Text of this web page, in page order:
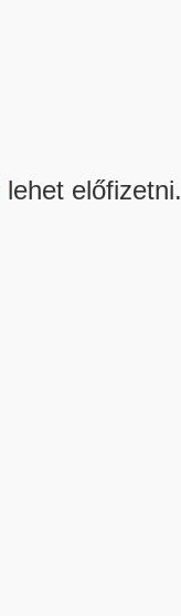
lehet előfizetni.